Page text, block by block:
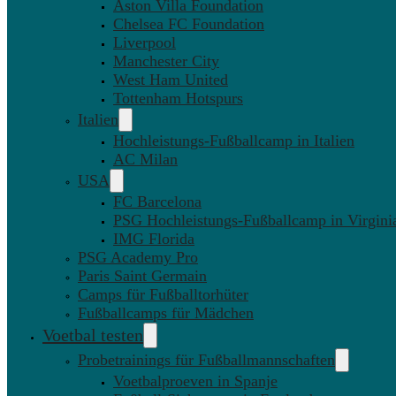
Aston Villa Foundation
Chelsea FC Foundation
Liverpool
Manchester City
West Ham United
Tottenham Hotspurs
Italien
Hochleistungs-Fußballcamp in Italien
AC Milan
USA
FC Barcelona
PSG Hochleistungs-Fußballcamp in
IMG Florida
PSG Academy Pro
Paris Saint Germain
Camps für Fußballtorhüter
Fußballcamps für Mädchen
Voetbal testen
Probetrainings für Fußballmannschaften
Voetbalproeven in Spanje